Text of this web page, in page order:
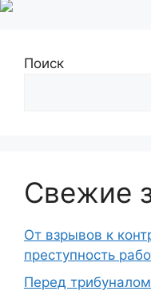
Поиск
Свежие
От взрывов к
преступность
Перед